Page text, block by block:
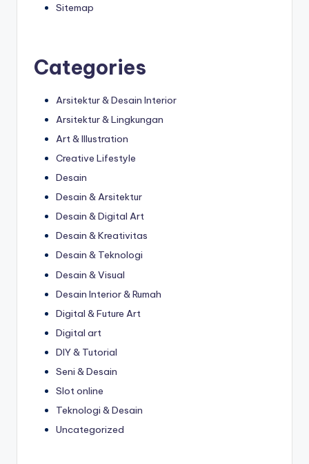
Sitemap
Categories
Arsitektur & Desain Interior
Arsitektur & Lingkungan
Art & Illustration
Creative Lifestyle
Desain
Desain & Arsitektur
Desain & Digital Art
Desain & Kreativitas
Desain & Teknologi
Desain & Visual
Desain Interior & Rumah
Digital & Future Art
Digital art
DIY & Tutorial
Seni & Desain
Slot online
Teknologi & Desain
Uncategorized